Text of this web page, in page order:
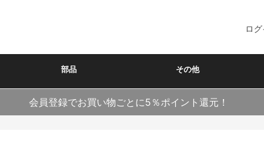
ロ
部品 その他
会員登録でお買い物ごとに5％ポイント還元！